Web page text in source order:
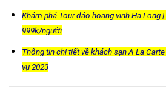
Khám phá Tour đảo hoang vịnh Hạ Long
999k/người
Thông tin chi tiết về khách sạn A La
vụ 2023